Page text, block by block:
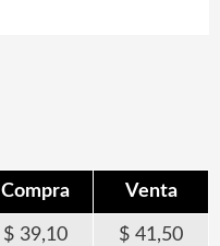
Compra Venta
39,10 41,50